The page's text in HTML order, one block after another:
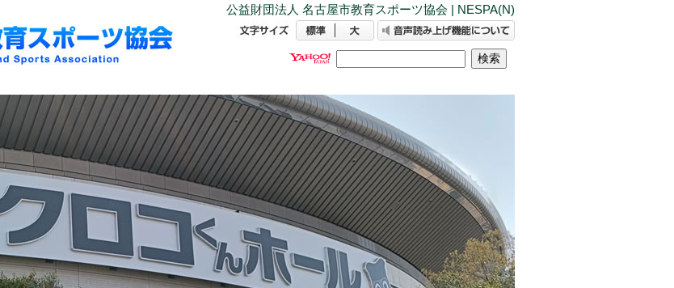
公益財団法人 名古屋市教育スポーツ協会 | NESPA(N)